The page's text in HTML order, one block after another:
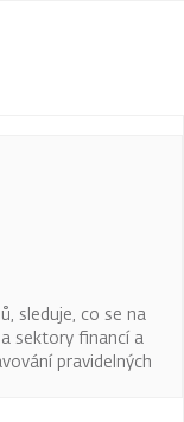
sleduje, co se na
sektory financí a
pravidelných